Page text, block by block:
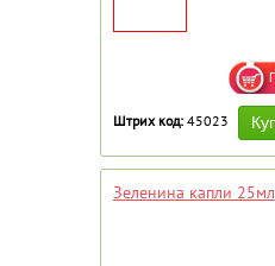
Штрих код: 45023
Зеленина капли 25мл